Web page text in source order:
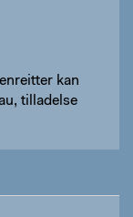
kan
tilladelse